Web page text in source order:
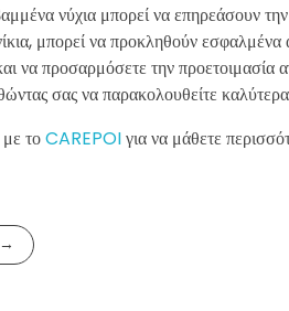
νύχια μπορεί να επηρεάσουν
μπορεί να προκληθούν εσφαλμένα
να προσαρμόσετε την
σας να παρακολουθείτε
τοCAREPOIγια να μάθετε